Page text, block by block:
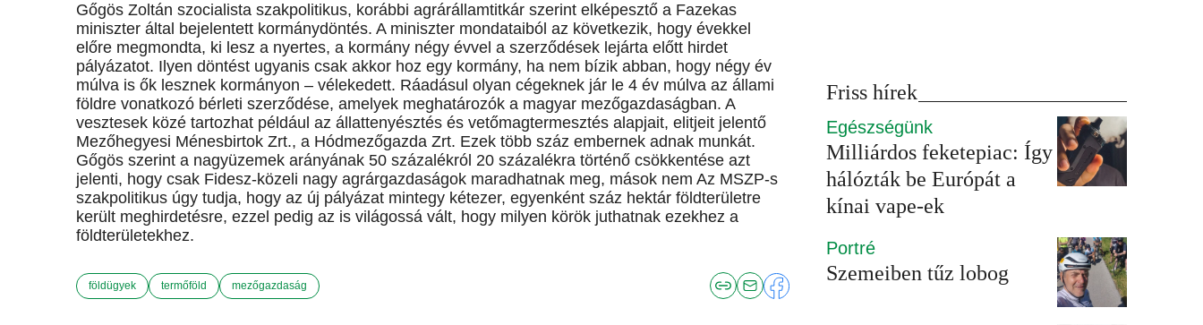
Gőgös Zoltán szocialista szakpolitikus, korábbi agrárállamtitkár szerint elképesztő a Fazekas
miniszter által bejelentett kormánydöntés. A miniszter mondataiból az következik, hogy évekkel
előre megmondta, ki lesz a nyertes, a kormány négy évvel a szerződések lejárta előtt hirdet
pályázatot. Ilyen döntést ugyanis csak akkor hoz egy kormány, ha nem bízik abban, hogy négy év
múlva is ők lesznek kormányon – vélekedett. Ráadásul olyan cégeknek jár le 4 év múlva az állami
földre vonatkozó bérleti szerződése, amelyek meghatározók a magyar mezőgazdaságban. A
vesztesek közé tartozhat például az állattenyésztés és vetőmagtermesztés alapjait, elitjeit jelentő
Mezőhegyesi Ménesbirtok Zrt., a Hódmezőgazda Zrt. Ezek több száz embernek adnak munkát.
Gőgös szerint a nagyüzemek arányának 50 százalékról 20 százalékra történő csökkentése azt
jelenti, hogy csak Fidesz-közeli nagy agrárgazdaságok maradhatnak meg, mások nem Az MSZP-s
szakpolitikus úgy tudja, hogy az új pályázat mintegy kétezer, egyenként száz hektár földterületre
került meghirdetésre, ezzel pedig az is világossá vált, hogy milyen körök juthatnak ezekhez a
földterületekhez.
földügyek termőföld mezőgazdaság
Friss hírek
Egészségünk
Milliárdos feketepiac: Így
hálózták be Európát a
kínai vape-ek
Portré
Szemeiben tűz lobog